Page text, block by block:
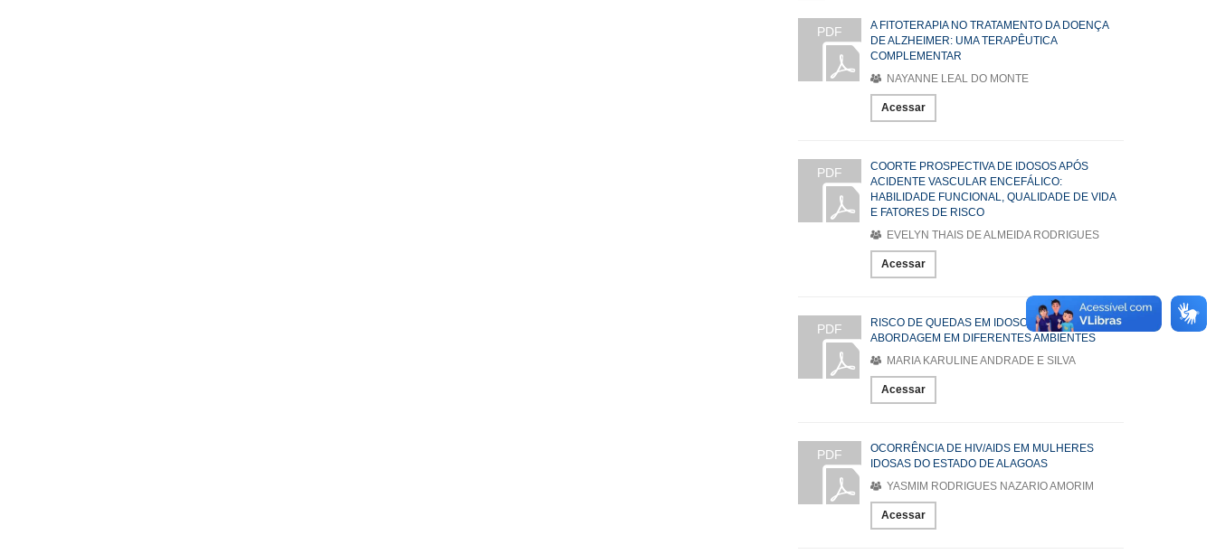
PDF
A FITOTERAPIA NO TRATAMENTO DA DOENÇA
DE ALZHEIMER: UMA TERAPÊUTICA
COMPLEMENTAR
NAYANNE LEAL DO MONTE
Acessar
PDF
COORTE PROSPECTIVA DE IDOSOS APÓS
ACIDENTE VASCULAR ENCEFÁLICO:
HABILIDADE FUNCIONAL, QUALIDADE DE VIDA
E FATORES DE RISCO
EVELYN THAIS DE ALMEIDA RODRIGUES
Acessar
PDF
RISCO DE QUEDAS EM IDOSOS: UMA
ABORDAGEM EM DIFERENTES AMBIENTES
MARIA KARULINE ANDRADE E SILVA
Acessar
PDF
OCORRÊNCIA DE HIV/AIDS EM MULHERES
IDOSAS DO ESTADO DE ALAGOAS
YASMIM RODRIGUES NAZARIO AMORIM
Acessar